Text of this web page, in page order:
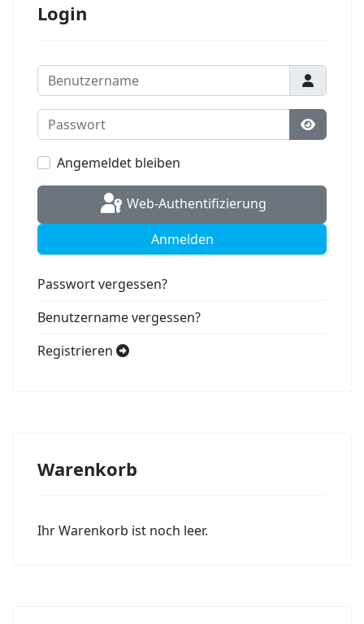
Login
Benutzername
Passwort
Angemeldet bleiben
Web-Authentifizierung
Anmelden
Passwort vergessen?
Benutzername vergessen?
Registrieren
Warenkorb
Ihr Warenkorb ist noch leer.